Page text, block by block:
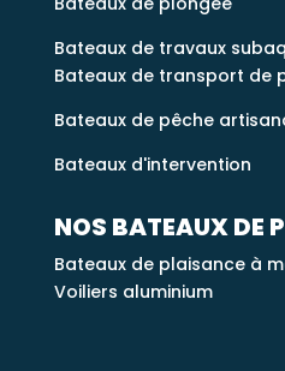
Bateaux de travaux
Bateaux de transport de
Bateaux de pêche
Bateaux d'intervention
NOS BATEAUX DE
Bateaux de plaisance à
Voiliers aluminium